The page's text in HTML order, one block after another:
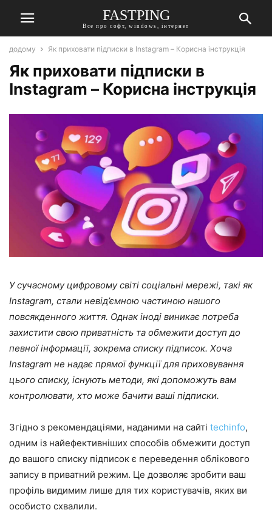
FASTPING
Все про софт, windows, інтернет
додому Як приховати підписки в Instagram – Корисна інструкція
Як приховати підписки в
Instagram – Корисна інструкція
У сучасному цифровому світі соціальні мережі, такі як
Instagram, стали невід’ємною частиною нашого
повсякденного життя. Однак іноді виникає потреба
захистити свою приватність та обмежити доступ до
певної інформації, зокрема списку підписок. Хоча
Instagram не надає прямої функції для приховування
цього списку, існують методи, які допоможуть вам
контролювати, хто може бачити ваші підписки.
Згідно з рекомендаціями, наданими на сайті techinfo,
одним із найефективніших способів обмежити доступ
до вашого списку підписок є переведення облікового
запису в приватний режим. Це дозволяє зробити ваш
профіль видимим лише для тих користувачів, яких ви
особисто схвалили.